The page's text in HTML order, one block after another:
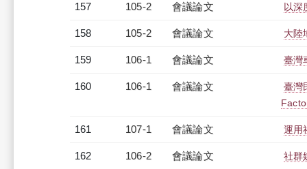
157 105-2 會議論文 以深
158 105-2 會議論文 大陸
159 106-1 會議論文 臺灣
160 106-1 會議論文
臺灣
161 107-1 會議論文 運用
162 106-2 會議論文 社群